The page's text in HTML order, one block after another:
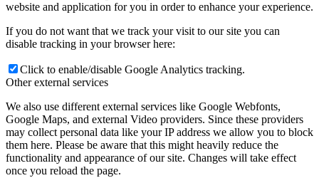
website and application for you in order to enhance your experience.
If you do not want that we track your visit to our site you can
disable tracking in your browser here:
Click to enable/disable Google Analytics tracking.
Other external services
We also use different external services like Google Webfonts,
Google Maps, and external Video providers. Since these providers
may collect personal data like your IP address we allow you to block
them here. Please be aware that this might heavily reduce the
functionality and appearance of our site. Changes will take effect
once you reload the page.